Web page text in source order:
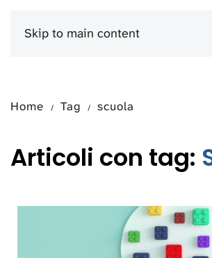
Skip to main content
Home Tag scuola
Articoli con tag: